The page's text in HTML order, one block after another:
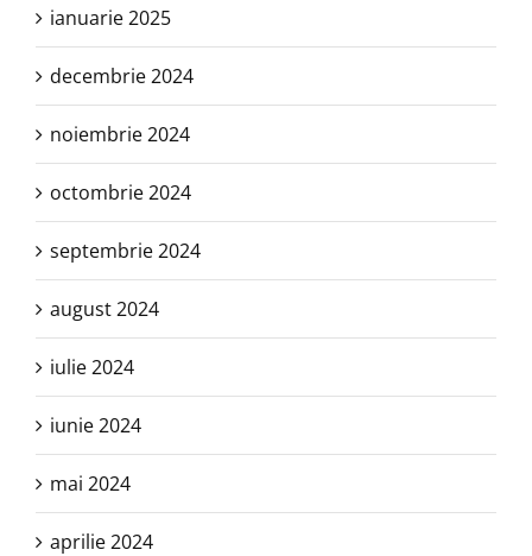
ianuarie 2025
decembrie 2024
noiembrie 2024
octombrie 2024
septembrie 2024
august 2024
iulie 2024
iunie 2024
mai 2024
aprilie 2024